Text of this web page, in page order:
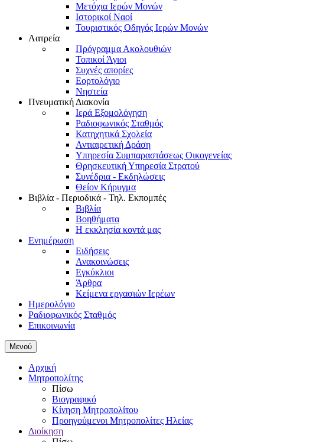
Μετόχια Ιερών Μονών
Ιστορικοί Ναοί
Τουριστικός Οδηγός Ιερών Μονών
Λατρεία
Πρόγραμμα Ακολουθιών
Τοπικοί Άγιοι
Συχνές απορίες
Εορτολόγιο
Νηστεία
Πνευματική Διακονία
Ιερά Εξομολόγηση
Ραδιοφωνικός Σταθμός
Κατηχητικά Σχολεία
Αντιαιρετική Δράση
Υπηρεσία Συμπαραστάσεως Οικογενείας
Θρησκευτική Υπηρεσία Στρατού
Συνέδρια - Εκδηλώσεις
Θείον Κήρυγμα
Βιβλία - Περιοδικά - Τηλ. Εκπομπές
Βιβλία
Βοηθήματα
Η εκκλησία κοντά μας
Ενημέρωση
Ειδήσεις
Ανακοινώσεις
Εγκύκλιοι
Άρθρα
Κείμενα εργασιών Ιερέων
Ημερολόγιο
Ραδιοφωνικός Σταθμός
Επικοινωνία
Μενού
Αρχική
Μητροπολίτης
Πίσω
Βιογραφικό
Κίνηση Μητροπολίτου
Προηγούμενοι Μητροπολίτες Ηλείας
Διοίκηση